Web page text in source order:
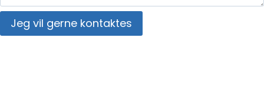
Jeg vil gerne kontaktes